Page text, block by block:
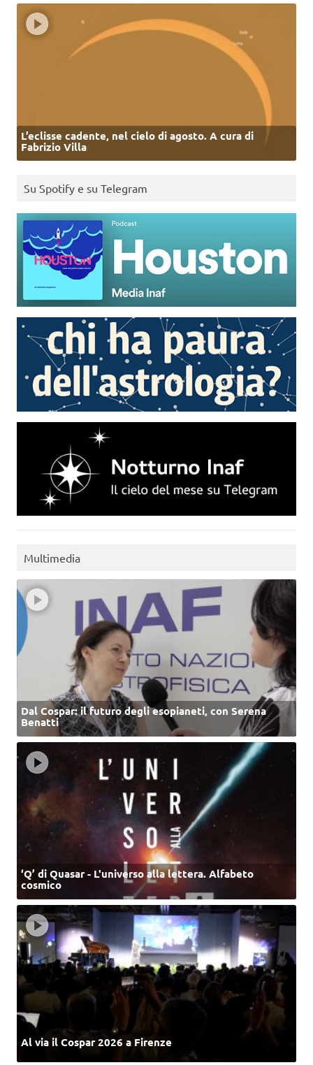
L’eclisse cadente, nel cielo di agosto. A cura di
Fabrizio Villa
Su Spotify e su Telegram
Multimedia
Dal Cospar: il futuro degli esopianeti, con Serena
Benatti
‘Q’ di Quasar - L'universo alla lettera. Alfabeto
cosmico
Al via il Cospar 2026 a Firenze